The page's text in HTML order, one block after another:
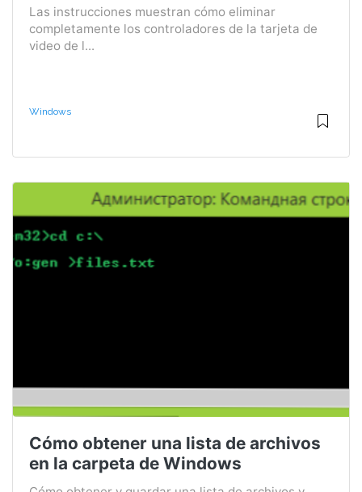
Las instrucciones muestran cómo eliminar
completamente los controladores de la tarjeta de
video de l...
Windows
Cómo obtener una lista de archivos
en la carpeta de Windows